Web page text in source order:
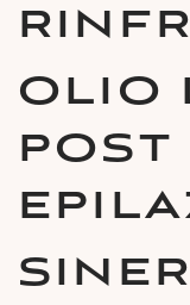
OLIO
POST